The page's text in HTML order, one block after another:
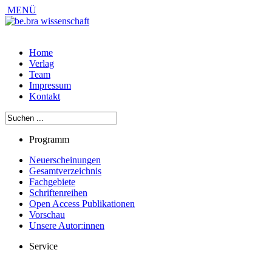
MENÜ
Home
Verlag
Team
Impressum
Kontakt
Programm
Neuerscheinungen
Gesamtverzeichnis
Fachgebiete
Schriftenreihen
Open Access Publikationen
Vorschau
Unsere Autor:innen
Service